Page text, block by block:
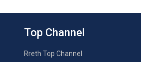
Top Channel
Rreth Top Channel